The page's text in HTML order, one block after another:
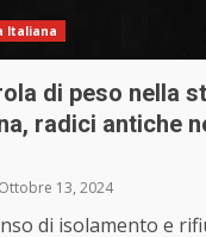
Italiana
di peso nella
radici antiche
Ottobre 13, 2024
di isolamento e